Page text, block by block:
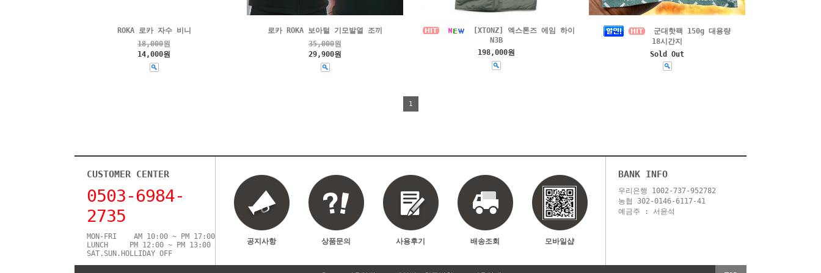
ROKA 로카 자수 비니
18,000원
14,000원
로카 ROKA 보아털 기모발열 조끼
35,000원
29,900원
[XTONZ] 엑스톤즈 에임 하이
N3B
198,000원
군대핫팩 150g 대용량
18시간지
Sold Out
1
CUSTOMER CENTER
0503-6984-
2735
MON-FRI AM 10:00 ~ PM 17:00
LUNCH PM 12:00 ~ PM 13:00
SAT.SUN.HOLLIDAY OFF
공지사항 상품문의 사용후기 배송조회 모바일샵
BANK INFO
우리은행 1002-737-952782
농협 302-0146-6117-41
예금주 : 서윤석